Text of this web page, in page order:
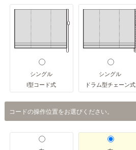
シングル
I型コード式
シングル
ドラム型チェーン式
コードの操作位置をお選びください。